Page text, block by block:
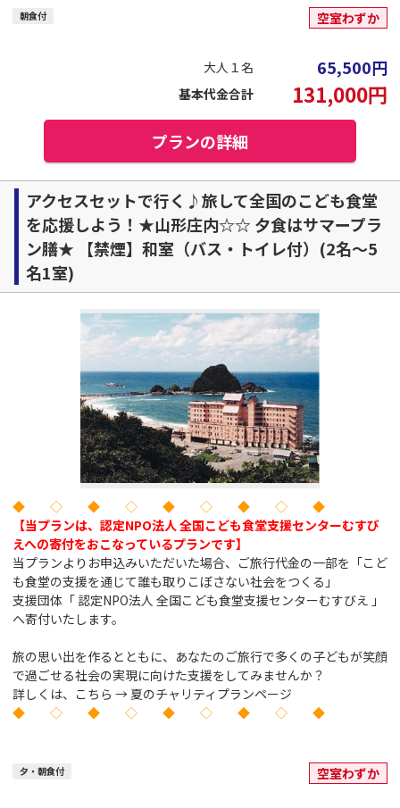
朝食付 空室わずか
大人１名 65,500円
基本代金合計 131,000円
プランの詳細
アクセスセットで行く♪旅して全国のこども食堂
を応援しよう！★山形庄内☆☆ 夕食はサマープラ
ン膳★ 【禁煙】和室（バス・トイレ付）(2名～5
名1室)
◆ ◇ ◆ ◇ ◆ ◇ ◆ ◇ ◆
【当プランは、認定NPO法人 全国こども食堂支援センターむすび
えへの寄付をおこなっているプランです】
当プランよりお申込みいただいた場合、ご旅行代金の一部を「こど
も食堂の支援を通じて誰も取りこぼさない社会をつくる」
支援団体「 認定NPO法人 全国こども食堂支援センターむすびえ 」
へ寄付いたします。
旅の思い出を作るとともに、あなたのご旅行で多くの子どもが笑顔
で過ごせる社会の実現に向けた支援をしてみませんか？
詳しくは、こちら → 夏のチャリティプランページ
◆ ◇ ◆ ◇ ◆ ◇ ◆ ◇ ◆
夕・朝食付 空室わずか